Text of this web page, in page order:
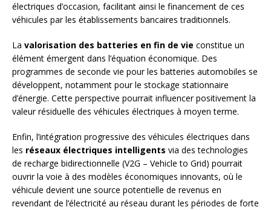
électriques d’occasion, facilitant ainsi le financement de ces
véhicules par les établissements bancaires traditionnels.
La valorisation des batteries en fin de vie constitue un
élément émergent dans l’équation économique. Des
programmes de seconde vie pour les batteries automobiles se
développent, notamment pour le stockage stationnaire
d’énergie. Cette perspective pourrait influencer positivement la
valeur résiduelle des véhicules électriques à moyen terme.
Enfin, l’intégration progressive des véhicules électriques dans
les réseaux électriques intelligents via des technologies
de recharge bidirectionnelle (V2G – Vehicle to Grid) pourrait
ouvrir la voie à des modèles économiques innovants, où le
véhicule devient une source potentielle de revenus en
revendant de l’électricité au réseau durant les périodes de forte